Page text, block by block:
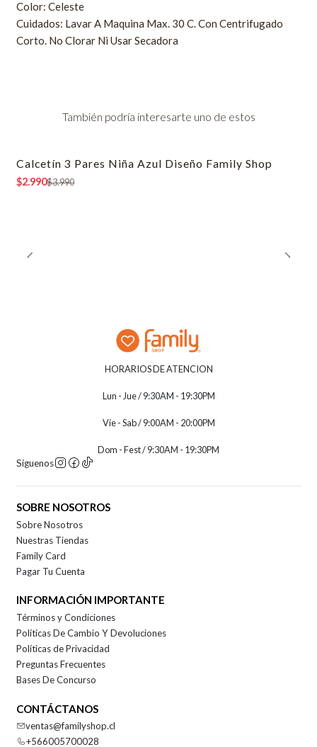
Color: Celeste
Cuidados: Lavar A Maquina Max. 30 C. Con Centrifugado
Corto. No Clorar Ni Usar Secadora
También podría interesarte uno de estos
-25% OFF
Calcetín 3 Pares Niña Azul Diseño Family Shop
$2.990$3.990
HORARIOS DE ATENCION
Lun - Jue / 9:30AM - 19:30PM
Vie - Sab / 9:00AM - 20:00PM
Dom - Fest / 9:30AM - 19:30PM
Síguenos
SOBRE NOSOTROS
Sobre Nosotros
Nuestras Tiendas
Family Card
Pagar Tu Cuenta
INFORMACIÓN IMPORTANTE
Términos y Condiciones
Políticas De Cambio Y Devoluciones
Políticas de Privacidad
Preguntas Frecuentes
Bases De Concurso
CONTÁCTANOS
ventas@familyshop.cl
+566005700028